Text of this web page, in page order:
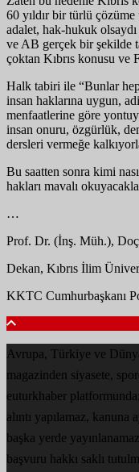
60 yıldır bir türlü çözüme
adalet, hak-hukuk
ve AB gerçek bir şekilde
çoktan Kıbrıs konusu ve
Halk tabiri ile “Bunlar
insan haklarına uygun,
menfaatlerine göre
insan onuru, özgürlük,
dersleri vermeğe
Bu saatten sonra kimi
hakları mavalı
…
Prof. Dr. (İnş. Müh.),
Dekan, Kıbrıs İlim
KKTC Cumhurbaşkanı
Avrupa, Türkiye ve
magazinden siyasete,
euturkhaber
alıntı yapılamaz,
başka yerde
başvuru hakkı saklı